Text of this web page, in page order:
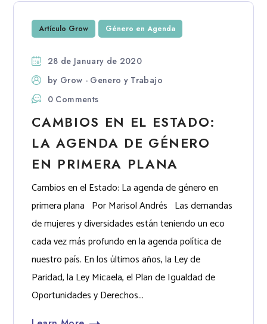
Artículo Grow Género en Agenda
28 de January de 2020
by Grow - Genero y Trabajo
0 Comments
CAMBIOS EN EL ESTADO:
LA AGENDA DE GÉNERO
EN PRIMERA PLANA
Cambios en el Estado: La agenda de género en
primera plana Por Marisol Andrés Las demandas
de mujeres y diversidades están teniendo un eco
cada vez más profundo en la agenda política de
nuestro país. En los últimos años, la Ley de
Paridad, la Ley Micaela, el Plan de Igualdad de
Oportunidades y Derechos...